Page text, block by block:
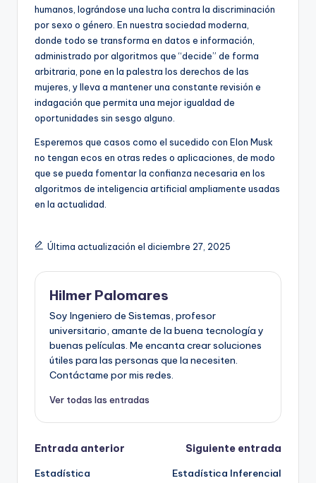
humanos, lográndose una lucha contra la discriminación
por sexo o género. En nuestra sociedad moderna,
donde todo se transforma en datos e información,
administrado por algoritmos que “decide” de forma
arbitraria, pone en la palestra los derechos de las
mujeres, y lleva a mantener una constante revisión e
indagación que permita una mejor igualdad de
oportunidades sin sesgo alguno.
Esperemos que casos como el sucedido con Elon Musk
no tengan ecos en otras redes o aplicaciones, de modo
que se pueda fomentar la confianza necesaria en los
algoritmos de inteligencia artificial ampliamente usadas
en la actualidad.
Última actualización el diciembre 27, 2025
Hilmer Palomares
Soy Ingeniero de Sistemas, profesor
universitario, amante de la buena tecnología y
buenas películas. Me encanta crear soluciones
útiles para las personas que la necesiten.
Contáctame por mis redes.
Ver todas las entradas
Navegación
Entrada anterior
Estadística
Siguiente entrada
Estadística Inferencial